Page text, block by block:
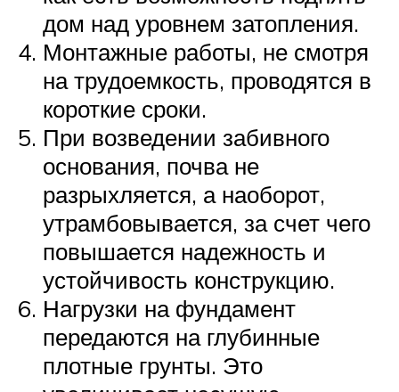
дом над уровнем затопления.
Монтажные работы, не смотря
на трудоемкость, проводятся в
короткие сроки.
При возведении забивного
основания, почва не
разрыхляется, а наоборот,
утрамбовывается, за счет чего
повышается надежность и
устойчивость конструкцию.
Нагрузки на фундамент
передаются на глубинные
плотные грунты. Это